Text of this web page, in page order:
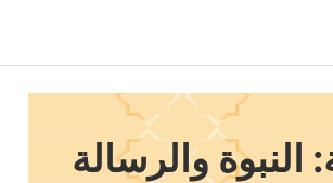
والرسالة